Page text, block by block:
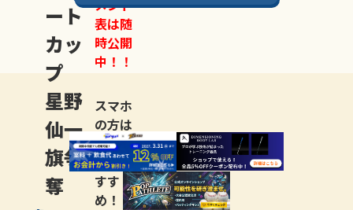
ート
カッ
プ
星野
仙一
旗争
奪
メント
表は随
時公開
中！！
スマホ
の方は
LINE登
録がお
すす
め！